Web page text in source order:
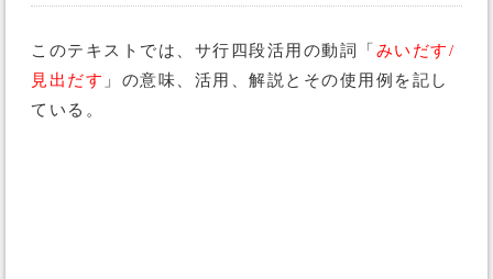
このテキストでは、サ行四段活用の動詞「 みいだす/
見出だす 」の意味、活用、解説とその使用例を記し
ている。